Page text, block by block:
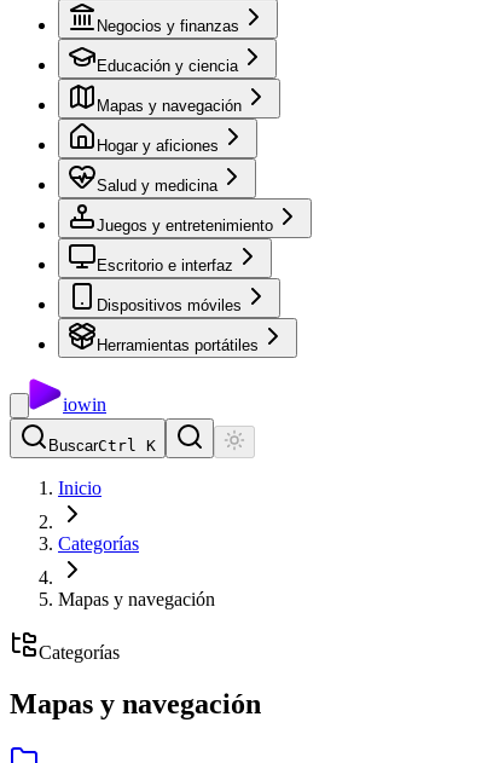
Negocios y finanzas
Educación y ciencia
Mapas y navegación
Hogar y aficiones
Salud y medicina
Juegos y entretenimiento
Escritorio e interfaz
Dispositivos móviles
Herramientas portátiles
iowin
BuscarCtrl K
Inicio
Categorías
Mapas y navegación
Categorías
Mapas y navegación